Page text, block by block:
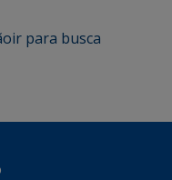
ir para busca